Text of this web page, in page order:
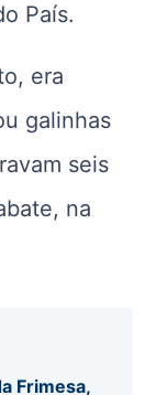
País.
era
galinhas
seis
na
Frimesa,